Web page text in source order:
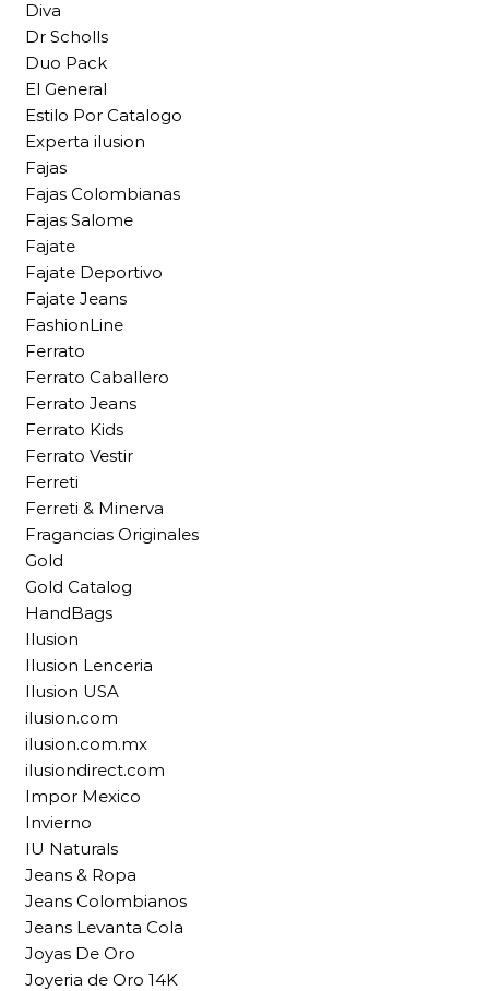
Diva
Dr Scholls
Duo Pack
El General
Estilo Por Catalogo
Experta ilusion
Fajas
Fajas Colombianas
Fajas Salome
Fajate
Fajate Deportivo
Fajate Jeans
FashionLine
Ferrato
Ferrato Caballero
Ferrato Jeans
Ferrato Kids
Ferrato Vestir
Ferreti
Ferreti & Minerva
Fragancias Originales
Gold
Gold Catalog
HandBags
Ilusion
Ilusion Lenceria
Ilusion USA
ilusion.com
ilusion.com.mx
ilusiondirect.com
Impor Mexico
Invierno
IU Naturals
Jeans & Ropa
Jeans Colombianos
Jeans Levanta Cola
Joyas De Oro
Joyeria de Oro 14K